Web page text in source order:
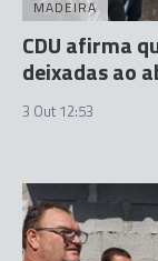
MADEIRA
CDU afirma
deixadas ao
3 Out 12:53